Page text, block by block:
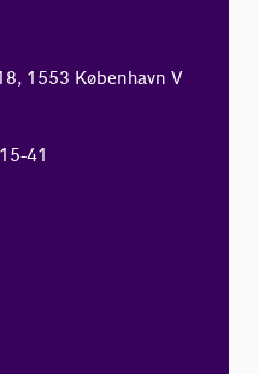
1553 København V
41